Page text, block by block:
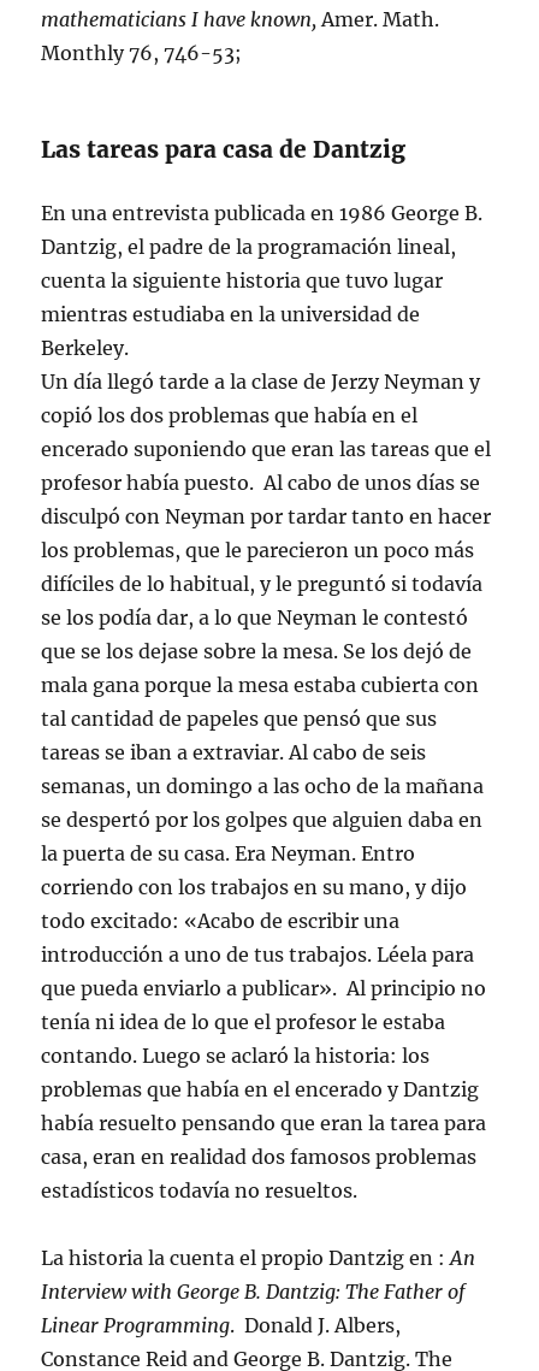
mathematicians I have known,Amer. Math.
Monthly 76, 746-53;
Las tareas para casa de Dantzig
En una entrevista publicada en 1986 George B.
Dantzig, el padre de la programación lineal,
cuenta la siguiente historia que tuvo lugar
mientras estudiaba en la universidad de
Berkeley.
Un día llegó tarde a la clase de Jerzy Neyman y
copió los dos problemas que había en el
encerado suponiendo que eran las tareas que el
profesor había puesto. Al cabo de unos días se
disculpó con Neyman por tardar tanto en hacer
los problemas, que le parecieron un poco más
difíciles de lo habitual, y le preguntó si todavía
se los podía dar, a lo que Neyman le contestó
que se los dejase sobre la mesa. Se los dejó de
mala gana porque la mesa estaba cubierta con
tal cantidad de papeles que pensó que sus
tareas se iban a extraviar. Al cabo de seis
semanas, un domingo a las ocho de la mañana
se despertó por los golpes que alguien daba en
la puerta de su casa. Era Neyman. Entro
corriendo con los trabajos en su mano, y dijo
todo excitado: «Acabo de escribir una
introducción a uno de tus trabajos. Léela para
que pueda enviarlo a publicar». Al principio no
tenía ni idea de lo que el profesor le estaba
contando. Luego se aclaró la historia: los
problemas que había en el encerado y Dantzig
había resuelto pensando que eran la tarea para
casa, eran en realidad dos famosos problemas
estadísticos todavía no resueltos.
La historia la cuenta el propio Dantzig en :An
Interview with George B. Dantzig: The Father of
Linear Programming. Donald J. Albers,
Constance Reid and George B. Dantzig. The